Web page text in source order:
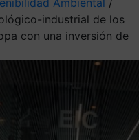
industrial de los
con una inversión de